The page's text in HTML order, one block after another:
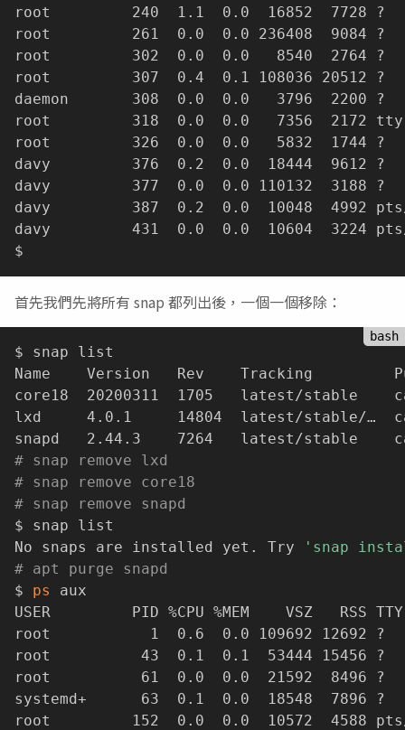
root         240  1.1  0.0  16852  7728 ?
root         261  0.0  0.0 236408  9084
root         302  0.0  0.0   8540  2764 ?
root         307  0.4  0.1 108036 20512 ?
daemon       308  0.0  0.0   3796  2200
root         318  0.0  0.0   7356  2172
root         326  0.0  0.0   5832  1744 ?
davy         376  0.2  0.0  18444  9612 ?
davy         377  0.0  0.0 110132  3188
davy         387  0.2  0.0  10048  4992
davy         431  0.0  0.0  10604  3224
首先我們先將所有 snap 都列出後，一個一個移除：
$ snap list
Name    Version   Rev    Tracking
core18  20200311  1705   latest/stable
lxd     4.0.1     14804  latest/stable/…
# snap remove lxd
# snap remove core18
# snap remove snapd
$ snap list
No snaps are installed yet. Try
'snap
# apt purge snapd
$ ps
aux
USER         PID %CPU %MEM    VSZ   RSS
root           1  0.6  0.0 109692 12692 ?
root          43  0.1  0.1  53444 15456 ?
root          61  0.0  0.0  21592  8496 ?
systemd+      63  0.1  0.0  18548  7896 ?
root         152  0.0  0.0  10572